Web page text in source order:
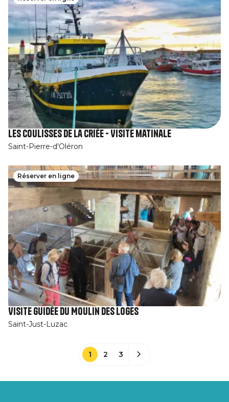
Les coulisses de la criée - Visite matinale
Saint-Pierre-d'Oléron
Réserver en ligne
Visite guidée du Moulin des Loges
Saint-Just-Luzac
1 2 3